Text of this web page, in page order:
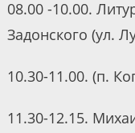
08.00 -10.00.
Задонского (ул.
10.30-11.00. (п.
11.30-12.15.